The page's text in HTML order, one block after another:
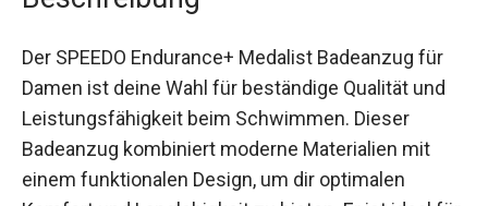
Damen ist deine Wahl für beständige Qualität und
Leistungsfähigkeit beim Schwimmen. Dieser
Badeanzug kombiniert moderne Materialien mit
einem funktionalen Design, um dir optimalen
Komfort und Langlebigkeit zu bieten. Er ist ideal